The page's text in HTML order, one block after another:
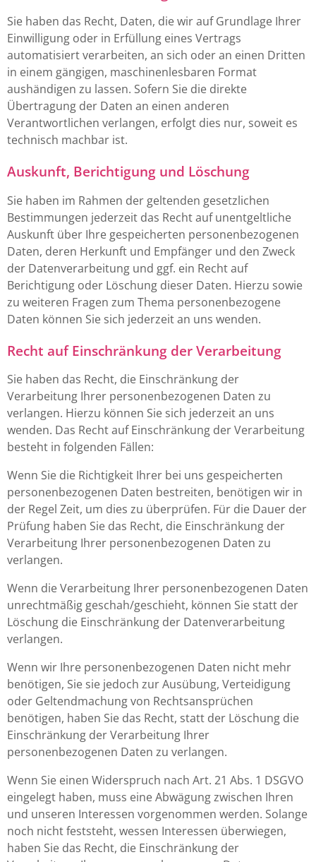
Sie haben das Recht, Daten, die wir auf Grundlage Ihrer
Einwilligung oder in Erfüllung eines Vertrags
automatisiert verarbeiten, an sich oder an einen Dritten
in einem gängigen, maschinenlesbaren Format
aushändigen zu lassen. Sofern Sie die direkte
Übertragung der Daten an einen anderen
Verantwortlichen verlangen, erfolgt dies nur, soweit es
technisch machbar ist.
Auskunft, Berichtigung und Löschung
Sie haben im Rahmen der geltenden gesetzlichen
Bestimmungen jederzeit das Recht auf unentgeltliche
Auskunft über Ihre gespeicherten personenbezogenen
Daten, deren Herkunft und Empfänger und den Zweck
der Datenverarbeitung und ggf. ein Recht auf
Berichtigung oder Löschung dieser Daten. Hierzu sowie
zu weiteren Fragen zum Thema personenbezogene
Daten können Sie sich jederzeit an uns wenden.
Recht auf Einschränkung der Verarbeitung
Sie haben das Recht, die Einschränkung der
Verarbeitung Ihrer personenbezogenen Daten zu
verlangen. Hierzu können Sie sich jederzeit an uns
wenden. Das Recht auf Einschränkung der Verarbeitung
besteht in folgenden Fällen:
Wenn Sie die Richtigkeit Ihrer bei uns gespeicherten
personenbezogenen Daten bestreiten, benötigen wir in
der Regel Zeit, um dies zu überprüfen. Für die Dauer der
Prüfung haben Sie das Recht, die Einschränkung der
Verarbeitung Ihrer personenbezogenen Daten zu
verlangen.
Wenn die Verarbeitung Ihrer personenbezogenen Daten
unrechtmäßig geschah/geschieht, können Sie statt der
Löschung die Einschränkung der Datenverarbeitung
verlangen.
Wenn wir Ihre personenbezogenen Daten nicht mehr
benötigen, Sie sie jedoch zur Ausübung, Verteidigung
oder Geltendmachung von Rechtsansprüchen
benötigen, haben Sie das Recht, statt der Löschung die
Einschränkung der Verarbeitung Ihrer
personenbezogenen Daten zu verlangen.
Wenn Sie einen Widerspruch nach Art. 21 Abs. 1 DSGVO
eingelegt haben, muss eine Abwägung zwischen Ihren
und unseren Interessen vorgenommen werden. Solange
noch nicht feststeht, wessen Interessen überwiegen,
haben Sie das Recht, die Einschränkung der